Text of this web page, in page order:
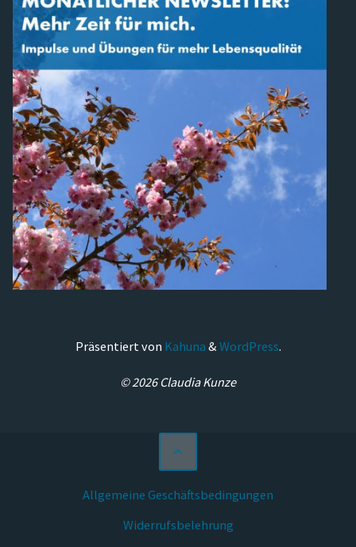
Präsentiert von Kahuna & WordPress.
© 2026 Claudia Kunze
Allgemeine Geschäftsbedingungen
Widerrufsbelehrung